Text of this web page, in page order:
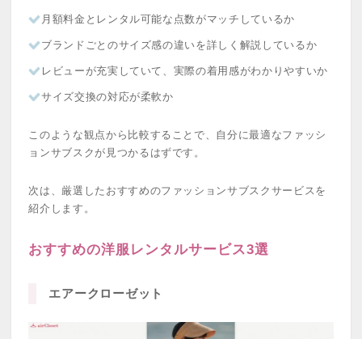
月額料金とレンタル可能な点数がマッチしているか
ブランドごとのサイズ感の違いを詳しく解説しているか
レビューが充実していて、実際の着用感がわかりやすいか
サイズ交換の対応が柔軟か
このような観点から比較することで、自分に最適なファッシ
ョンサブスクが見つかるはずです。
次は、厳選したおすすめのファッションサブスクサービスを
紹介します。
おすすめの洋服レンタルサービス3選
エアークローゼット